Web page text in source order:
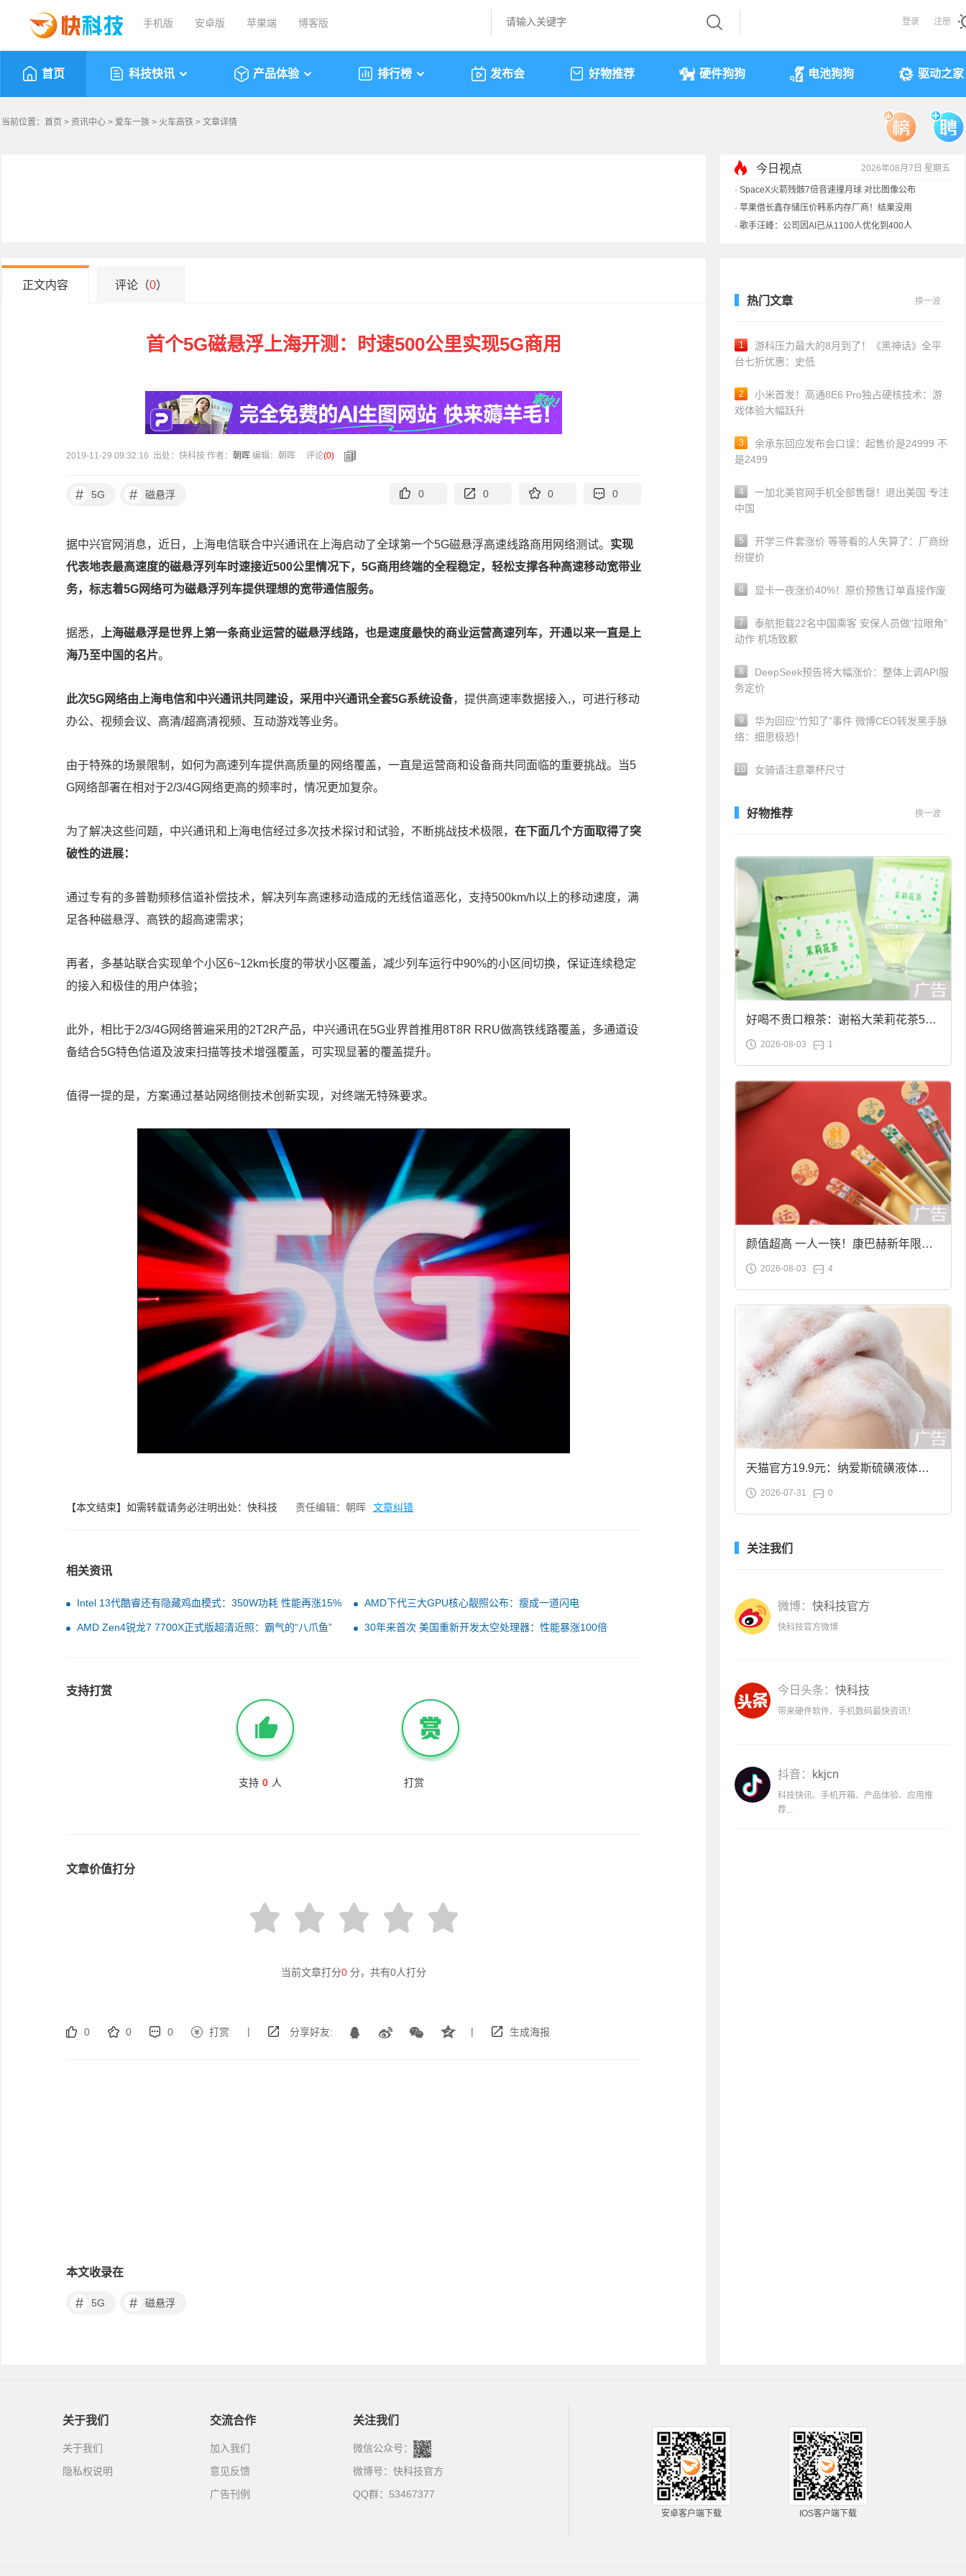
手机版 安卓版 苹果端 博客版 登录 注册
首页 科技快讯 产品体验 排行榜 发布会 好物推荐 硬件狗狗 电池狗狗 驱动之家
当前位置： 首页 > 资讯中心 > 爱车一族 > 火车高铁 > 文章详情
今日视点 2026年08月7日 星期五
· SpaceX火箭残骸7倍音速撞月球 对比图像公布
· 苹果借长鑫存储压价韩系内存厂商！结果没用
· 歌手汪峰：公司因AI已从1100人优化到400人
正文内容 评论（0）
首个5G磁悬浮上海开测：时速500公里实现5G商用
2019-11-29 09:32:16 出处：快科技 作者： 朝晖 编辑：朝晖 评论(0)
# 5G # 磁悬浮 0 0 0 0
据中兴官网消息，近日，上海电信联合中兴通讯在上海启动了全球第一个5G磁悬浮高速线路商用网络测试。 实现
代表地表最高速度的磁悬浮列车时速接近500公里情况下，5G商用终端的全程稳定，轻松支撑各种高速移动宽带业
务，标志着5G网络可为磁悬浮列车提供理想的宽带通信服务。
据悉，
上海磁悬浮是世界上第一条商业运营的磁悬浮线路，也是速度最快的商业运营高速列车，开通以来一直是上
海乃至中国的名片。
此次5G网络由上海电信和中兴通讯共同建设，采用中兴通讯全套5G系统设备，提供高速率数据接入,，可进行移动
办公、视频会议、高清/超高清视频、互动游戏等业务。
由于特殊的场景限制，如何为高速列车提供高质量的网络覆盖，一直是运营商和设备商共同面临的重要挑战。当5
G网络部署在相对于2/3/4G网络更高的频率时，情况更加复杂。
为了解决这些问题，中兴通讯和上海电信经过多次技术探讨和试验，不断挑战技术极限， 在下面几个方面取得了突
破性的进展：
通过专有的多普勒频移信道补偿技术，解决列车高速移动造成的无线信道恶化，支持500km/h以上的移动速度，满
足各种磁悬浮、高铁的超高速需求；
再者，多基站联合实现单个小区6~12km长度的带状小区覆盖，减少列车运行中90%的小区间切换，保证连续稳定
的接入和极佳的用户体验；
此外，相比于2/3/4G网络普遍采用的2T2R产品，中兴通讯在5G业界首推用8T8R RRU做高铁线路覆盖，多通道设
备结合5G特色信道及波束扫描等技术增强覆盖，可实现显著的覆盖提升。
值得一提的是，方案通过基站网络侧技术创新实现，对终端无特殊要求。
【本文结束】如需转载请务必注明出处：快科技 责任编辑：朝晖 文章纠错
相关资讯
Intel 13代酷睿还有隐藏鸡血模式：350W功耗 性能再涨15% AMD下代三大GPU核心靓照公布：瘦成一道闪电
AMD Zen4锐龙7 7700X正式版超清近照：霸气的“八爪鱼” 30年来首次 美国重新开发太空处理器：性能暴涨100倍
支持打赏
支持 0 人 打赏
文章价值打分
当前文章打分0 分，共有0人打分
0 0 0 打赏 | 分享好友: | 生成海报
本文收录在
# 5G # 磁悬浮
热门文章 换一波
1
游科压力最大的8月到了！《黑神话》全平
台七折优惠：史低
2
小米首发！高通8E6 Pro独占硬核技术：游
戏体验大幅跃升
3
余承东回应发布会口误：起售价是24999 不
是2499
4
一加北美官网手机全部售罄！退出美国 专注
中国
5
开学三件套涨价 等等看的人失算了：厂商纷
纷提价
6 显卡一夜涨价40%！原价预售订单直接作废
7
泰航拒载22名中国乘客 安保人员做“拉眼角”
动作 机场致歉
8
DeepSeek预告将大幅涨价：整体上调API服
务定价
9
华为回应“竹知了”事件 微博CEO转发黑手脉
络：细思极恐！
10 女骑请注意罩杯尺寸
好物推荐 换一波
好喝不贵口粮茶：谢裕大茉莉花茶50g
袋装9.9元到手
2026-08-03 1
颜值超高 一人一筷！康巴赫新年限定
合金筷子大促：19.9元
2026-08-03 4
天猫官方19.9元：纳爱斯硫磺液体香
皂2斤大促
2026-07-31 0
关注我们
微博： 快科技官方
快科技官方微博
今日头条： 快科技
带来硬件软件、手机数码最快资讯！
抖音： kkjcn
科技快讯、手机开箱、产品体验、应用推
荐...
关于我们
关于我们
隐私权说明
交流合作
加入我们
意见反馈
广告刊例
关注我们
微信公众号：
微博号： 快科技官方
QQ群：53467377
安卓客户端下载 IOS客户端下载